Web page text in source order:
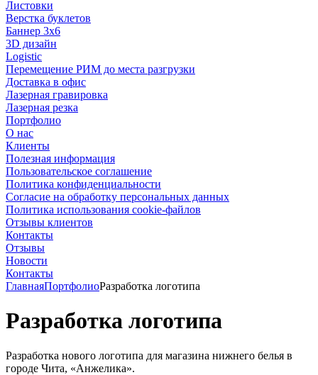
Листовки
Верстка буклетов
Баннер 3х6
3D дизайн
Logistic
Перемещение РИМ до места разгрузки
Доставка в офис
Лазерная гравировка
Лазерная резка
Портфолио
О нас
Клиенты
Полезная информация
Пользовательское соглашение
Политика конфиденциальности
Согласие на обработку персональных данных
Политика использования cookie-файлов
Отзывы клиентов
Контакты
Отзывы
Новости
Контакты
ГлавнаяПортфолиоРазработка логотипа
Разработка логотипа
Разработка нового логотипа для магазина нижнего белья в
городе Чита, «Анжелика».